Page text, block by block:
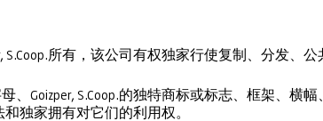
所有，该公司有权独家行使复制、分发、公
Goizper, S.Coop.的独特商标或标志、框架、横
和独家拥有对它们的利用权。